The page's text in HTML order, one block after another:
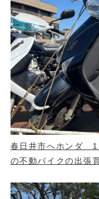
春日井市へホンダ
の不動バイクの出張